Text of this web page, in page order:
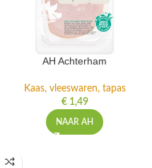
AH Achterham
Kaas, vleeswaren, tapas
€1,49
NAAR AH